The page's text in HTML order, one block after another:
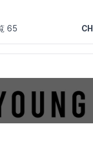
65 CH